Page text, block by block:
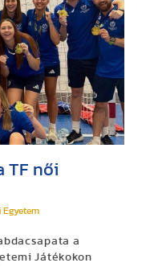
TF női
Egyetem
a
Játékokon